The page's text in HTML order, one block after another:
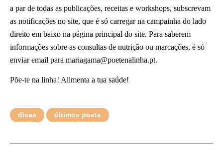
a par de todas as publicações, receitas e workshops, subscrevam
as notificações no site, que é só carregar na campainha do lado
direito em baixo na página principal do site. Para saberem
informações sobre as consultas de nutrição ou marcações, é só
enviar email para mariagama@poetenalinha.pt.
Põe-te na linha! Alimenta a tua saúde!
dicas últimos posts